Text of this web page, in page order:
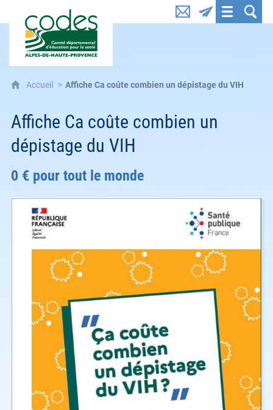
CoDES 04 : Comité départemental d'éducation
Accueil Affiche Ca coûte combien un dépistage du VIH
Affiche Ca coûte combien un
dépistage du VIH
0 € pour tout le monde